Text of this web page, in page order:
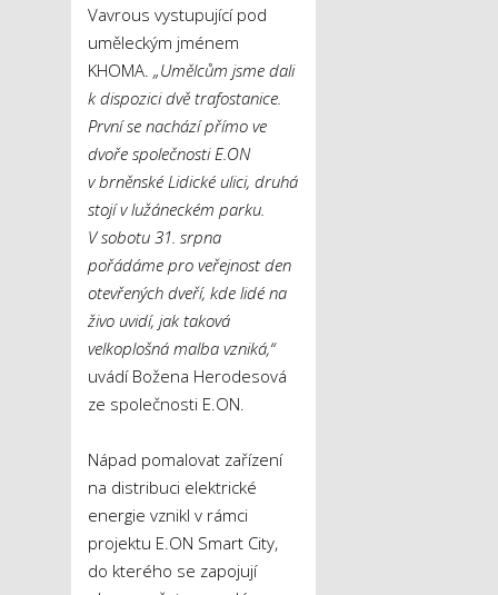
Vavrous vystupující pod
uměleckým jménem
KHOMA. „Umělcům jsme dali
k dispozici dvě trafostanice.
První se nachází přímo ve
dvoře společnosti E.ON
v brněnské Lidické ulici, druhá
stojí v lužáneckém parku.
V sobotu 31. srpna
pořádáme pro veřejnost den
otevřených dveří, kde lidé na
živo uvidí, jak taková
velkoplošná malba vzniká,“
uvádí Božena Herodesová
ze společnosti E.ON.
Nápad pomalovat zařízení
na distribuci elektrické
energie vznikl v rámci
projektu E.ON Smart City,
do kterého se zapojují